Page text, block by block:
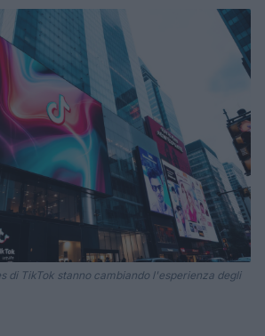
di TikTok stanno cambiando l'esperienza degli